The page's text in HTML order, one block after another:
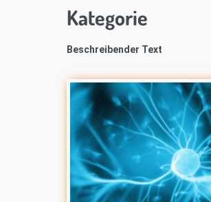
Kategorie
Beschreibender Text